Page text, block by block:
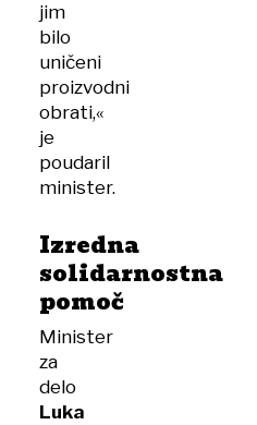
jim
bilo
uničeni
proizvodni
obrati,«
je
poudaril
minister.
Izredna
solidarnostna
pomoč
Minister
za
delo
Luka